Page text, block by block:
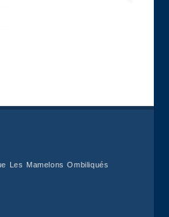
Les Mamelons Ombiliqués